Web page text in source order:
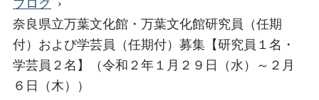
奈良県立万葉文化館・万葉文化館研究員（任期
付）および学芸員（任期付）募集【研究員１名・
学芸員２名】（令和２年１月２９日（水）～２月
６日（木））